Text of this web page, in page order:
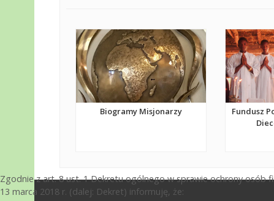
Biogramy Misjonarzy
Fundusz
Zgodnie z art. 8 ust. 1 Dekretu ogólnego w sprawie ochrony osób
13 marca 2018 r. (dalej: Dekret) informuję, że: